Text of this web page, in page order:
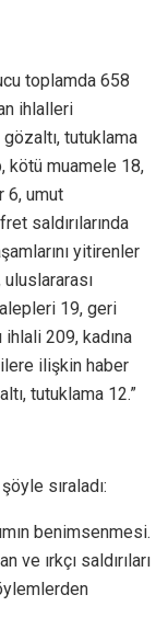
toplamda 658
ihlalleri
tutuklama
kötü muamele 18,
6, umut
saldırılarında
yitirenler
uluslararası
19, geri
209, kadına
ilişkin haber
tutuklama 12.”
sıraladı:
benimsenmesi.
ırkçı saldırıları